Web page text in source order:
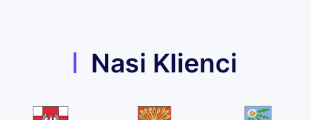
Nasi Klienci